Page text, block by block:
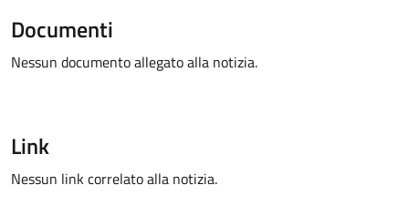
Documenti
Nessun documento allegato alla notizia.
Link
Nessun link correlato alla notizia.